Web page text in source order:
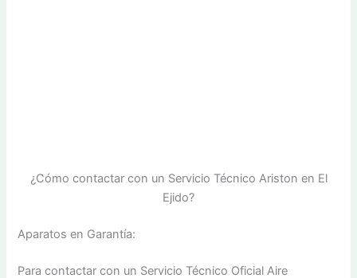
¿Cómo contactar con un Servicio Técnico Ariston en El
Ejido?
Aparatos en Garantía:
Para contactar con un Servicio Técnico Oficial Aire